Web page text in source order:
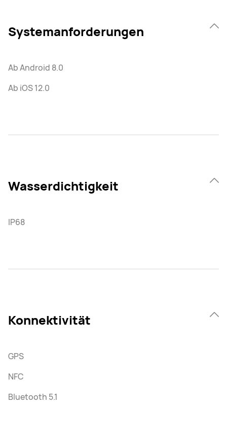
Systemanforderungen
Ab Android 8.0
Ab iOS 12.0
Wasserdichtigkeit
IP68
Konnektivität
GPS
NFC
Bluetooth 5.1